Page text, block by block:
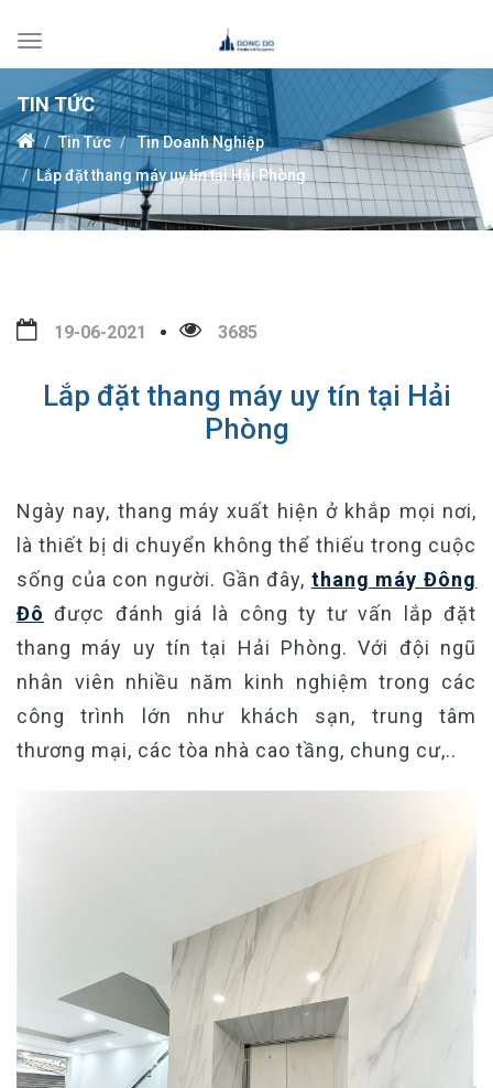
Toggle
navigation
TIN TỨC
Tin Tức
Tin Doanh Nghiệp
Lắp đặt thang máy uy tín tại Hải Phòng
19-06-2021 3685
Lắp đặt thang máy uy tín tại Hải
Phòng
Ngày nay, thang máy xuất hiện ở khắp mọi nơi,
là thiết bị di chuyển không thể thiếu trong cuộc
sống của con người. Gần đây, thang máy Đông
Đô được đánh giá là công ty tư vấn
lắp đặt
thang máy uy tín tại Hải Phòng.Với đội ngũ
nhân viên nhiều năm kinh nghiệm trong các
công trình lớn như khách sạn, trung tâm
thương mại, các tòa nhà cao tầng, chung cư,..